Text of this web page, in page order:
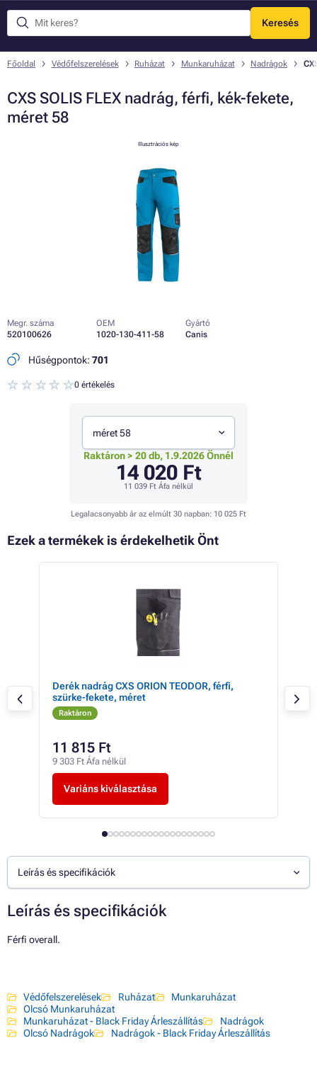
Keresés
Menü
Főoldal Védőfelszerelések Ruházat Munkaruházat Nadrágok
CXS SOLIS FLEX nadrág, férfi, kék-fekete,
méret 58
Illusztrációs kép
Megr. száma
520100626
OEM
1020-130-411-58
Gyártó
Canis
Hűségpontok: 701
0 értékelés
méret 58
Raktáron > 20 db, 1.9.2026 Önnél
14 020 Ft
11 039 Ft Áfa nélkül
Legalacsonyabb ár az elmúlt 30 napban: 10 025 Ft
Ezek a termékek is érdekelhetik Önt
Derék nadrág CXS ORION TEODOR, férfi,
szürke-fekete, méret
Raktáron
11 815 Ft
9 303 Ft Áfa nélkül
Variáns kiválasztása
Leírás és specifikációk
Leírás és specifikációk
Férfi overall.
Védőfelszerelések Ruházat
Munkaruházat
Olcsó Munkaruházat
Munkaruházat - Black Friday Árleszállítás
Nadrágok
Olcsó Nadrágok
Nadrágok - Black Friday Árleszállítás